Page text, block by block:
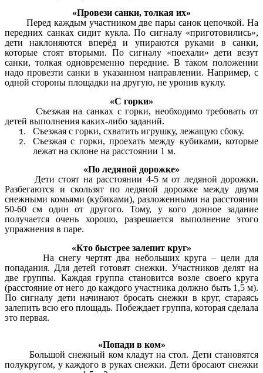
«Провези санки, толкая их»
Перед каждым участником две пары санок цепочкой. На
передних санках сидит кукла. По сигналу «приготовились»,
дети наклоняются вперёд и упираются руками в санки,
которые стоят вторыми. По сигналу «поехали» дети везут
санки, толкая одновременно передние. В таком положении
надо провезти санки в указанном направлении. Например, с
одной стороны площадки на другую, не уронив куклу.
«С горки»
Съезжая на санках с горки, необходимо требовать от
детей выполнения каких-либо заданий.
Съезжая с горки, схватить игрушку, лежащую сбоку.
Съезжая с горки, проехать между кубиками, которые
лежат на склоне на расстоянии 1 м.
«По ледяной дорожке»
Дети стоят на расстоянии 4-5 м от ледяной дорожки.
Разбегаются и скользят по ледяной дорожке между двумя
снежными комьями (кубиками), разложенными на расстоянии
50-60 см один от другого. Тому, у кого донное задание
получается очень хорошо, разрешается выполнение этого
упражнения в паре.
«Кто быстрее залепит круг»
На снегу чертят два небольших круга – цели для
попадания. Для детей готовят снежки. Участников делят на
две группы. Каждая группа становится возле своего круга
(расстояние от него до каждого участника должно быть 1,5 м).
По сигналу дети начинают бросать снежки в круг, стараясь
залепить всю его площадь. Побеждает группа, которая сделала
это первая.
«Попади в ком»
Большой снежный ком кладут на стол. Дети становятся
полукругом, у каждого в руках снежки. Дети бросают снежки